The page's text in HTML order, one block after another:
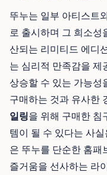
뚜누는 일부 아티스트
로 출시하며 그 희소성
산되는 리미티드 에디
는 심리적 만족감을 제
상승할 수 있는 가능성
구매하는 것과 유사한
일링을 위해 구매한 침
템이 될 수 있다는 사
은 뚜누를 단순한 홈패
즐거움을 선사하는 라